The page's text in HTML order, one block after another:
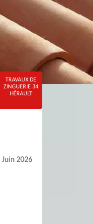
TRAVAUX DE
ZINGUERIE 34
HÉRAULT
2026